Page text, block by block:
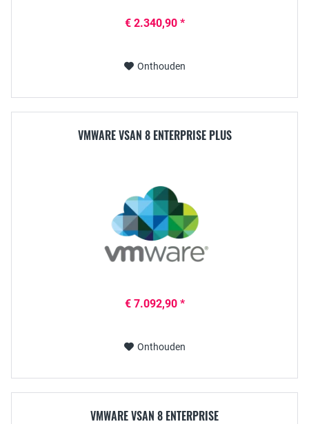
€ 2.340,90 *
Onthouden
VMWARE VSAN 8 ENTERPRISE PLUS
€ 7.092,90 *
Onthouden
VMWARE VSAN 8 ENTERPRISE